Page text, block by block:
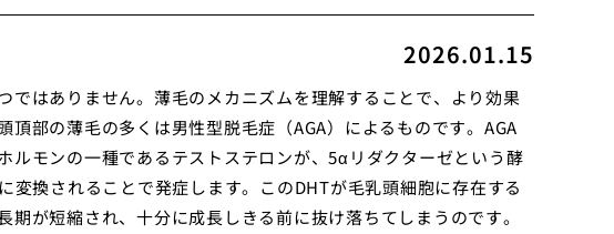
2026.01.15
ではありません。薄毛のメカニズムを理解することで、より効果
部の薄毛の多くは男性型脱毛症（AGA）によるものです。AGA
ルモンの一種であるテストステロンが、5αリダクターゼという酵
変換されることで発症します。このDHTが毛乳頭細胞に存在する
が短縮され、十分に成長しきる前に抜け落ちてしまうのです。